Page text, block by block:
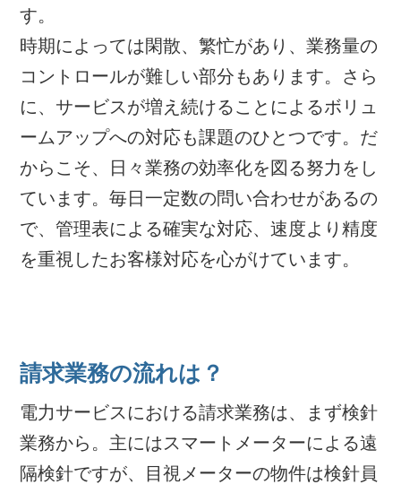
す。
時期によっては閑散、繁忙があり、業務量の
コントロールが難しい部分もあります。さら
に、サービスが増え続けることによるボリュ
ームアップへの対応も課題のひとつです。だ
からこそ、日々業務の効率化を図る努力をし
ています。毎日一定数の問い合わせがあるの
で、管理表による確実な対応、速度より精度
を重視したお客様対応を心がけています。
請求業務の流れは？
電力サービスにおける請求業務は、まず検針
業務から。主にはスマートメーターによる遠
隔検針ですが、目視メーターの物件は検針員